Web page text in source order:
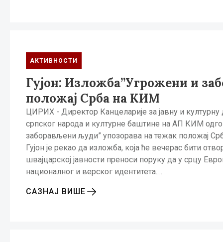
АКТИВНОСТИ
Гујон: Изложба”Угрожени и
положај Срба на КИМ
ЦИРИХ - Директор Канцеларије за јавну и културну
српског народа и културне баштине на АП КИМ
заборављени људи” упозорава на тежак положај
Гујон је рекао да изложба, која ће вечерас бити
швајцарској јавности преноси поруку да у срцу
нациoналног и верског идентитета.…
САЗНАЈ ВИШЕ